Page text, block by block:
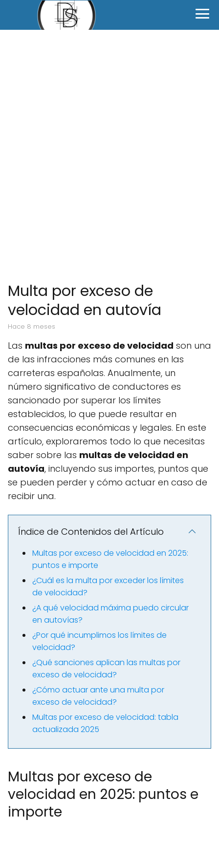
Multa por exceso de
velocidad en autovía
hace 8 meses
Las multas por exceso de velocidad son una
de las infracciones más comunes en las
carreteras españolas. Anualmente, un
número significativo de conductores es
sancionado por superar los límites
establecidos, lo que puede resultar en
consecuencias económicas y legales. En este
artículo, exploraremos todo lo que necesitas
saber sobre las multas de velocidad en
autovía, incluyendo sus importes, puntos que
se pueden perder y cómo actuar en caso de
recibir una.
Índice de Contenidos del Artículo
Multas por exceso de velocidad en 2025:
puntos e importe
¿Cuál es la multa por exceder los límites
de velocidad?
¿A qué velocidad máxima puedo circular
en autovías?
¿Por qué incumplimos los límites de
velocidad?
¿Qué sanciones aplican las multas por
exceso de velocidad?
¿Cómo actuar ante una multa por
exceso de velocidad?
Multas por exceso de velocidad: tabla
actualizada 2025
Multas por exceso de
velocidad en 2025: puntos e
importe